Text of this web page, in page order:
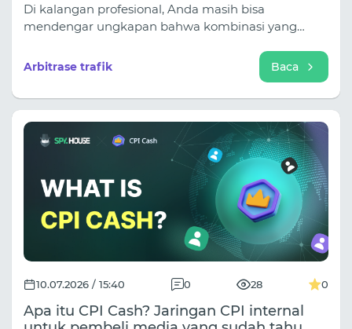
Di kalangan profesional, Anda masih bisa
mendengar ungkapan bahwa kombinasi yang
Ada ben真相nya, tetapi penjelasan seperti itu terlalu
menyederhanakan proses yang terjadi di pasar.
Arbitrase trafik Baca
10.07.2026 / 15:40 0 28 0
Apa itu CPI Cash? Jaringan CPI internal